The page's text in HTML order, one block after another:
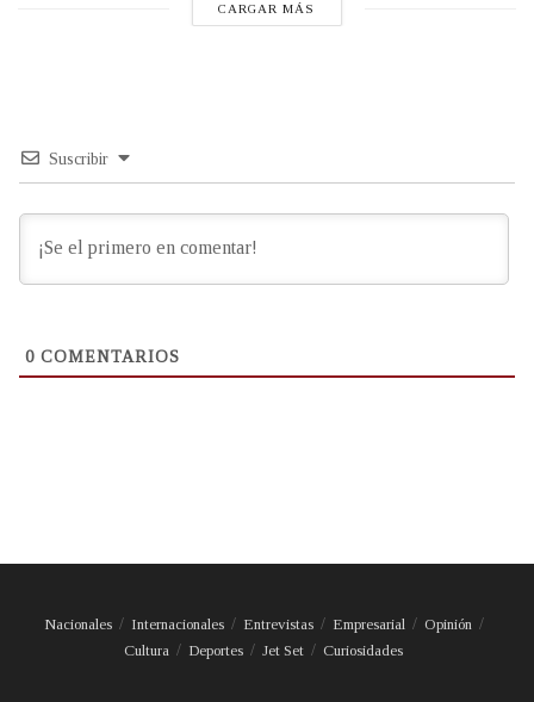
CARGAR MÁS
Suscribir
0 COMENTARIOS
Nacionales Internacionales Entrevistas Empresarial
Opinión
Cultura
Deportes Jet Set Curiosidades